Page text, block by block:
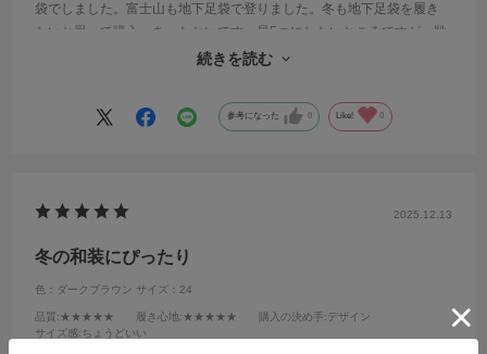
袋でしました。富士山も地下足袋で登りました。冬も地下足袋を履き
たいと思って購入。あったかいです。星5つにしたいところですが、靴
底？地下足袋底が固めで、重いのと、紐がハコゼよりも面倒くさいの
続きを読む
参考になった 0 Like! 0
2025.12.13
冬の和装にぴったり
色：ダークブラウン サイズ：24
品質:★★★★★ 履き心地:★★★★★ 購入の決め手 :デザイン
サイズ感:ちょうどいい